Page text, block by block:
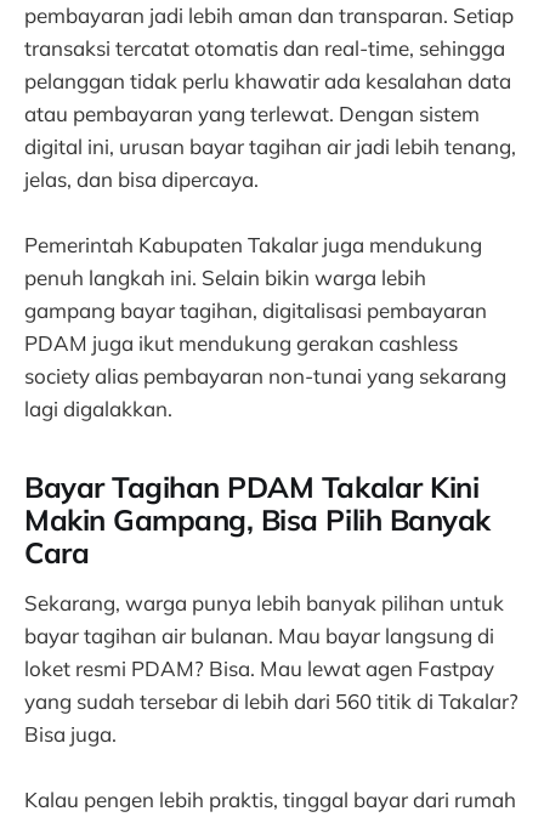
pembayaran jadi lebih aman dan transparan. Setiap
transaksi tercatat otomatis dan real-time, sehingga
pelanggan tidak perlu khawatir ada kesalahan data
atau pembayaran yang terlewat. Dengan sistem
digital ini, urusan bayar tagihan air jadi lebih tenang,
jelas, dan bisa dipercaya.
Pemerintah Kabupaten Takalar juga mendukung
penuh langkah ini. Selain bikin warga lebih
gampang bayar tagihan, digitalisasi pembayaran
PDAM juga ikut mendukung gerakan cashless
society alias pembayaran non-tunai yang sekarang
lagi digalakkan.
Bayar Tagihan PDAM Takalar Kini
Makin Gampang, Bisa Pilih Banyak
Cara
Sekarang, warga punya lebih banyak pilihan untuk
bayar tagihan air bulanan. Mau bayar langsung di
loket resmi PDAM? Bisa. Mau lewat agen Fastpay
yang sudah tersebar di lebih dari 560 titik di Takalar?
Bisa juga.
Kalau pengen lebih praktis, tinggal bayar dari rumah